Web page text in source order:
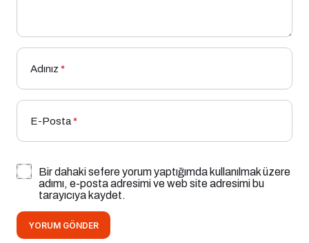
Adınız *
E-Posta*
Bir dahaki sefere yorum yaptığımda kullanılmak üzere
adımı, e-posta adresimi ve web site adresimi bu
tarayıcıya kaydet.
YORUM GÖNDER